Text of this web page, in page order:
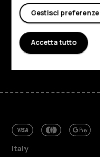
Il mio account
Planet and people
Assistenza
FacebookInstagram
Tiktok
Italy
Gestisci preferenze
Accetta tutto